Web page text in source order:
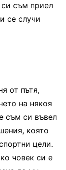
съм приел
се случи
от пътя,
на някоя
съм си въвел
която
цели.
човек си е